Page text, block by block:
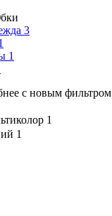
3
1
с новым фильтром
1
1